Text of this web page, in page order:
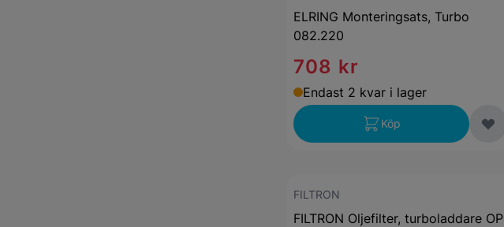
ELRING Monteringsats, Turbo
082.220
708 kr
Endast 2 kvar i lager
Köp
FILTRON
FILTRON Oljefilter, turboladdare OP